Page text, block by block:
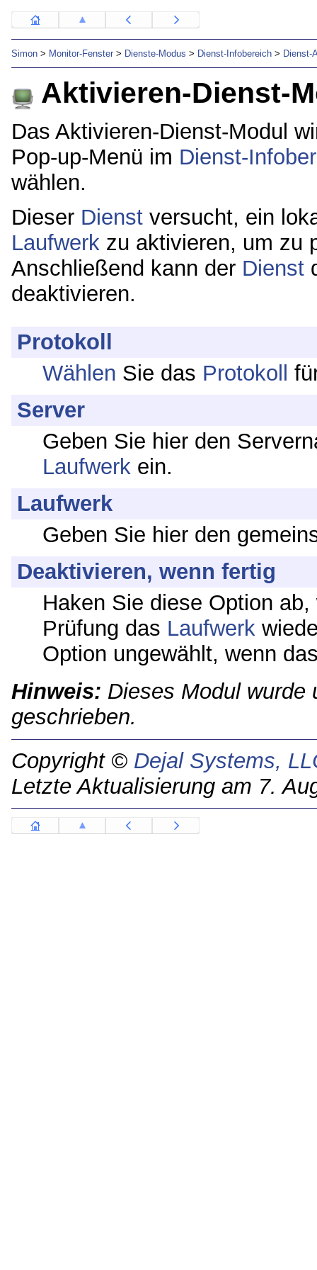
Simon > Monitor-Fenster > Dienste-Modus > Dienst-Infobereich > Dienst-
Aktivieren-Dienst-
Das Aktivieren-Dienst-Modul
Pop-up-Menü im Dienst-
wählen.
Dieser Dienst versucht, ein
Laufwerk zu aktivieren, um zu
Anschließend kann der Dienst
deaktivieren.
Protokoll
Wählen Sie das Protokoll
Server
Geben Sie hier den
Laufwerk ein.
Laufwerk
Geben Sie hier den
Deaktivieren, wenn fertig
Haken Sie diese Option
Prüfung das Laufwerk
Option ungewählt, wenn
Hinweis: Dieses Modul wurde
geschrieben.
Copyright © Dejal Systems,
Letzte Aktualisierung am 7.